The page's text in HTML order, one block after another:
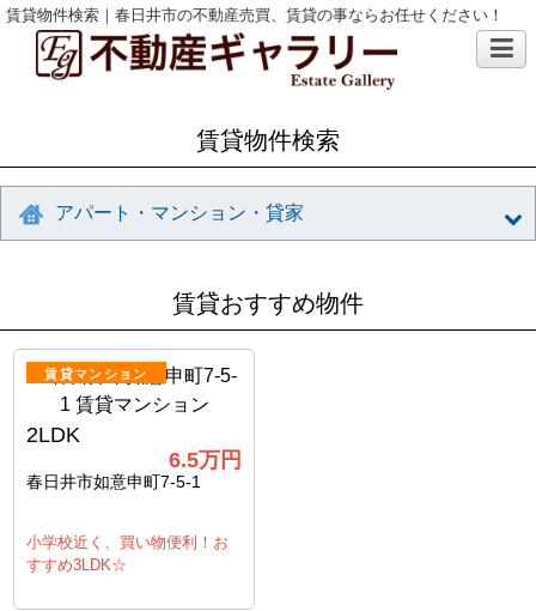
賃貸物件検索｜春日井市の不動産売買、賃貸の事ならお任せください！
賃貸物件検索
アパート・マンション・貸家
賃貸おすすめ物件
賃貸マンション
2LDK
6.5万円
春日井市如意申町7-5-1
小学校近く、買い物便利！お
すすめ3LDK☆